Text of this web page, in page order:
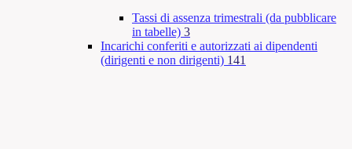
Tassi di assenza trimestrali (da pubblicare
in tabelle) 3
Incarichi conferiti e autorizzati ai dipendenti
(dirigenti e non dirigenti) 141